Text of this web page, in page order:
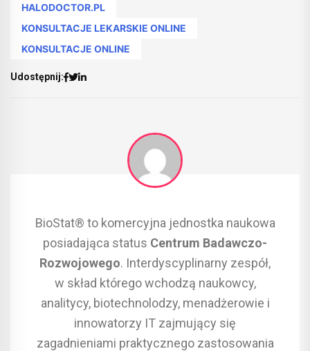
HALODOCTOR.PL
KONSULTACJE LEKARSKIE ONLINE
KONSULTACJE ONLINE
Udostępnij:
BioStat® to komercyjna jednostka naukowa
posiadająca status Centrum Badawczo-
Rozwojowego. Interdyscyplinarny zespół,
w skład którego wchodzą naukowcy,
analitycy, biotechnolodzy, menadżerowie i
innowatorzy IT zajmujący się
zagadnieniami praktycznego zastosowania